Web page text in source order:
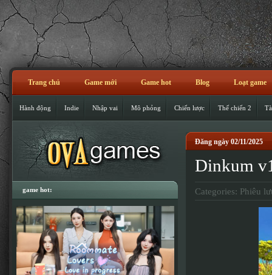
Trang chủ Game mới Game hot Blog Loạt game
Hành động Indie Nhập vai Mô phỏng Chiến lược Thế chiến 2
Đăng ngày 02/11/2025
Dinkum
Categories: Phiêu
game hot: